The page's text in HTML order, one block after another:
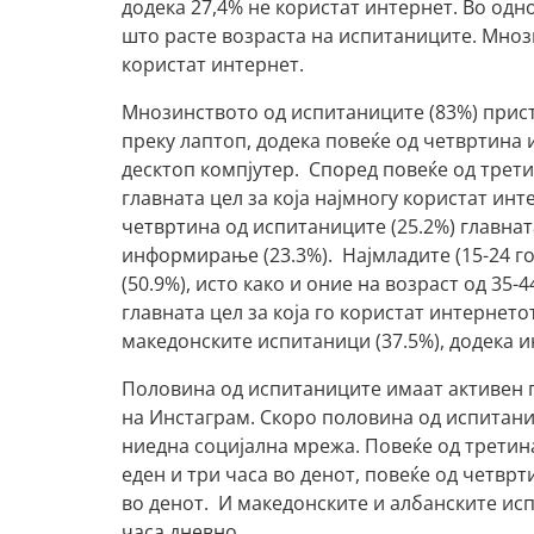
додека 27,4% не користат интернет. Во
што расте возраста на испитаниците.
користат интернет.
Мнозинството од испитаниците (83%)
преку лаптоп, додека повеќе од
десктоп компјутер. Според повеќе од
главната цел за која најмногу користат
четвртина од испитаниците (25.2%)
информирање (23.3%). Најмладите (15-24
(50.9%), исто како и оние на возраст од
главната цел за која го користат
македонските испитаници (37.5%), додека
Половина од испитаниците имаат активен
на Инстаграм. Скоро половина од
ниедна социјална мрежа. Повеќе од
еден и три часа во денот, повеќе од
во денот. И македонските и албанските